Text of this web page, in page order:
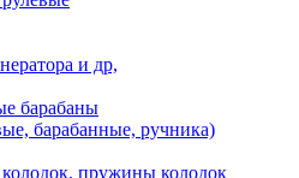
и др,
барабаны
барабанные, ручника)
пружины колодок